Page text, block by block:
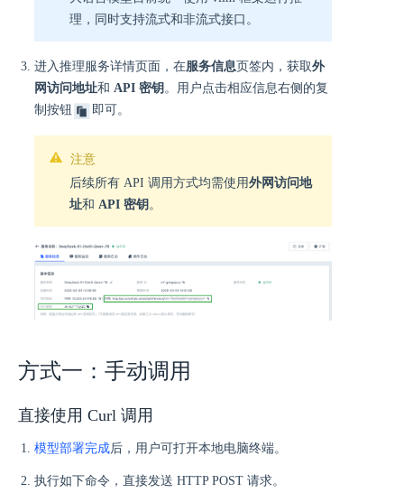
理，同时支持流式和非流式接口。
进入推理服务详情页面，在服务信息页签内，获取外
网访问地址和 API 密钥 。用户点击相应信息右侧的复
制按钮
即可。
注意
后续所有 API 调用方式均需使用外网访问地
址和 API 密钥 。
方式一：手动调用
直接使用 Curl 调用
模型部署完成后，用户可打开本地电脑终端。
执行如下命令，直接发送 HTTP POST 请求。